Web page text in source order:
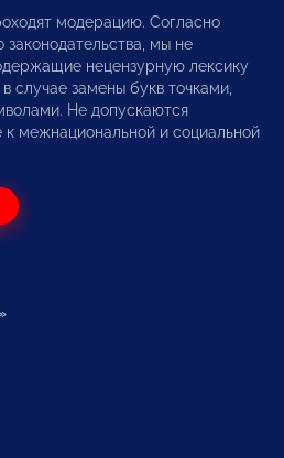
модерацию. Согласно
мы не
нецензурную лексику
случае замены букв точками,
Не допускаются
межнациональной и социальной